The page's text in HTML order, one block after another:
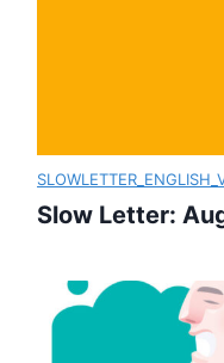
Slow Letter: